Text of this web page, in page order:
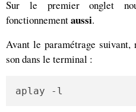
Sur le premier onglet
fonctionnementaussi.
Avant le paramétrage
son dans le terminal :
aplay -l